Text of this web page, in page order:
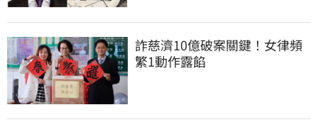
詐慈濟10億破案關鍵！女律頻
繁1動作露餡